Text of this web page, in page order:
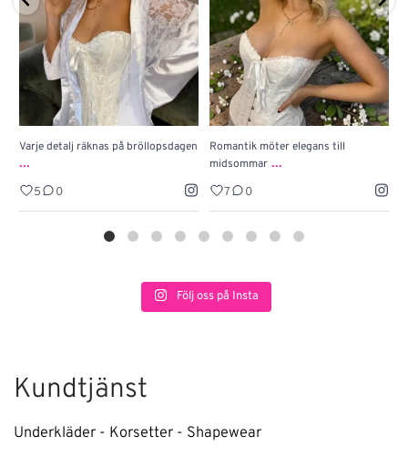
Varje detalj räknas på bröllopsdagen
...
5 0
Romantik möter elegans till
midsommar ...
7 0
Följ oss på Insta
Kundtjänst
Underkläder - Korsetter - Shapewear